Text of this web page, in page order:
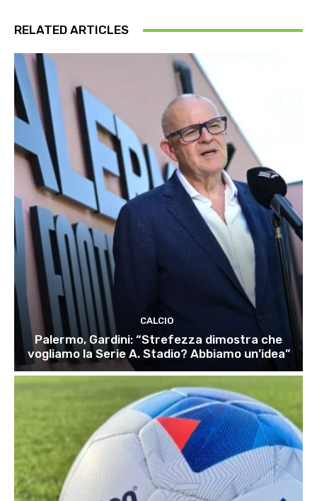
RELATED ARTICLES
CALCIO
Palermo, Gardini: “Strefezza dimostra che
vogliamo la Serie A. Stadio? Abbiamo un’idea”